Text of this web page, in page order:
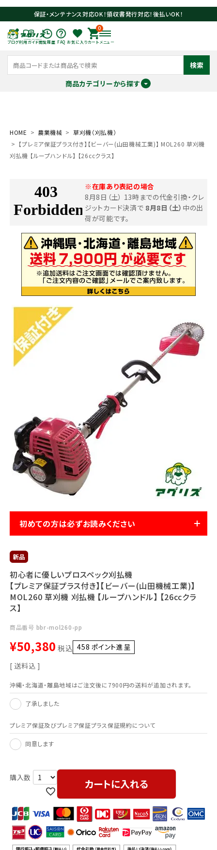
保証・メンテナンス対応OK！領収書発行対応！後払いOK！
ブログ利用ガイド閲覧履歴 FAQ お気に入り
0
カート メニュー
検索
商品カテゴリーから探す
search
お気に入り一覧
閲覧履歴一覧
農業機械
作業用品
補修部品
利用ガイド FAQ
メールでのお問い合わせ
FAXでのご注文
0739-72-453224時間受付
HOME 農業機械
草刈機（刈払機）
【プレミア保証プラス付き】【ビーバー(山田機械工業)】 MOL260 草刈機
刈払機 【ループハンドル】 【26ccクラス】
※在庫あり表記の場合
8月8日（土） 13時までの代金引換・クレ
ジットカード決済で 8月8日（土） 中の出
荷が可能です。
初めての方は必ずお読みください
初心者に優しいプロスペック刈払機
【プレミア保証プラス付き】【ビーバー(山田機械工業)】
MOL260 草刈機 刈払機 【ループハンドル】 【26ccクラ
ス】
商品番号 bbr-mol260-pp
¥50,380 税込 458 ポイント進呈 ]
送料込
沖縄・北海道・離島地域はご注文後に7900円の送料が追加されます。
了承しました
プレミア保証及びプレミア保証プラス保証規約について
同意します
カートに入れる